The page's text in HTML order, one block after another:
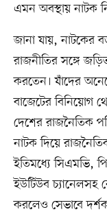
এমন অবস্থায় নাটক
জানা যায়, নাটকের
রাজনীতির সঙ্গে
করতেন। যাঁদের
বাজেটের বিনিয়োগ
দেশের রাজনৈতিক
নাটক দিয়ে
ইতিমধ্যে সিএমভি,
ইউটিউব
করলেও সেভাবে